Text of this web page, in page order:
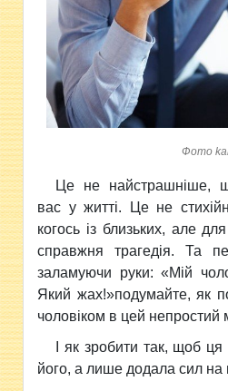
Фото
Це не найстрашніше,
вас у житті. Це не
когось із близьких, але
справжня трагедія. Та
заламуючи руки: «Мій
Який жах!»подумайте, як
чоловіком в цей непростий
І як зробити так, щоб
його, а лише додала сил